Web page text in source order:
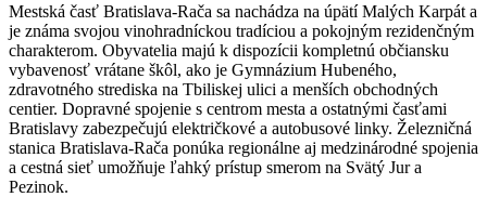
Mestská časť Bratislava-Rača sa nachádza na úpätí Malých Karpát a
je známa svojou vinohradníckou tradíciou a pokojným rezidenčným
charakterom. Obyvatelia majú k dispozícii kompletnú občiansku
vybavenosť vrátane škôl, ako je Gymnázium Hubeného,
zdravotného strediska na Tbiliskej ulici a menších obchodných
centier. Dopravné spojenie s centrom mesta a ostatnými časťami
Bratislavy zabezpečujú električkové a autobusové linky. Železničná
stanica Bratislava-Rača ponúka regionálne aj medzinárodné spojenia
a cestná sieť umožňuje ľahký prístup smerom na Svätý Jur a
Pezinok.